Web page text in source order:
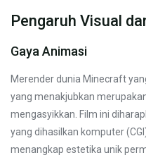
Pengaruh Visual
Gaya Animasi
Merender dunia Minecraft
yang menakjubkan
mengasyikkan. Film ini
yang dihasilkan komputer
menangkap estetika unik